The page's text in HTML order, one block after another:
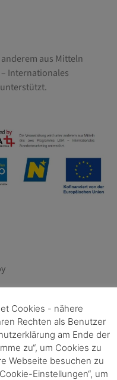
aus Mitteln
Internationales
Cookies - nähere
Rechten als Benutzer
am Ende der
zu“, um Cookies zu
Webseite besuchen zu
Einstellungen“, um